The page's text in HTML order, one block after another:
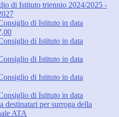
di Istituto triennio 2024/2025 -
di Istituto in data
di Istituto in data
di Istituto in data
di Istituto in data
di Istituto in data
destinatari per surroga della
ATA